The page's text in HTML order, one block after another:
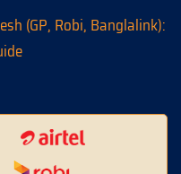
(GP, Robi, Banglalink):